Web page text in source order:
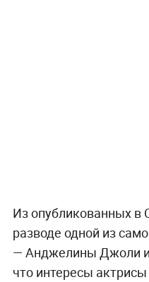
Из опубликованных в
разводе одной из
— Анджелины Джоли и
что интересы